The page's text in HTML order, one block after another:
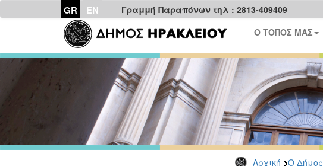
GR EN Γραμμή Παραπόνων τηλ : 2813-409409
Ο ΤΟΠΟΣ ΜΑΣ
Αρχική Ο Δήμος